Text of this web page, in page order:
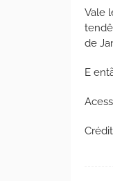
Vale
de
E